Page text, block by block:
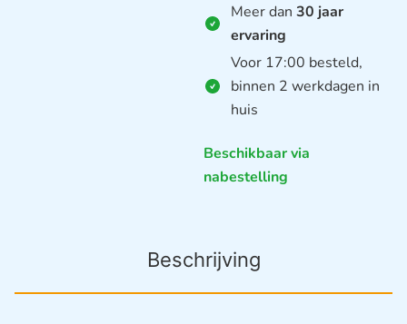
Meer dan 30 jaar
ervaring
Voor 17:00 besteld,
binnen 2 werkdagen in
huis
Beschikbaar via
nabestelling
Beschrijving